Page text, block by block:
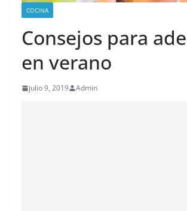
COCINA
Consejos para
en verano
julio 9, 2019 Admin